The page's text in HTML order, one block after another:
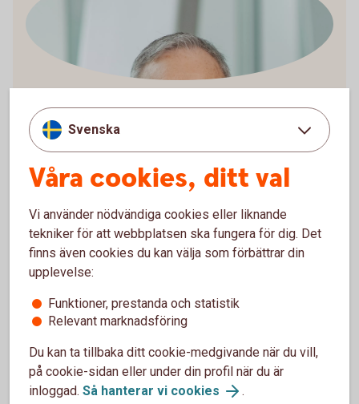
Privatekonom
Räkneexempel bolån
Ett lånebelopp på 1 000 000 kronor, till 3,89 %
ränta (3 mån bunden, listränta senast ändrad
2026-05-29), med rak amortering
återbetalningstid 50 år, effektiv ränta: 3,96 % (ej
Första månadsbetalningen inklusive amortering
är 4 908 kronor, sista månadsbetalningen
inklusive amortering är 1 672 kronor, totalt
Svenska
Våra cookies, ditt val
Vi använder nödvändiga cookies eller liknande
tekniker för att webbplatsen ska fungera för dig. Det
finns även cookies du kan välja som förbättrar din
upplevelse:
Funktioner, prestanda och statistik
Relevant marknadsföring
Du kan ta tillbaka ditt cookie-medgivande när du vill,
på cookie-sidan eller under din profil när du är
inloggad. Så hanterar vi cookies .